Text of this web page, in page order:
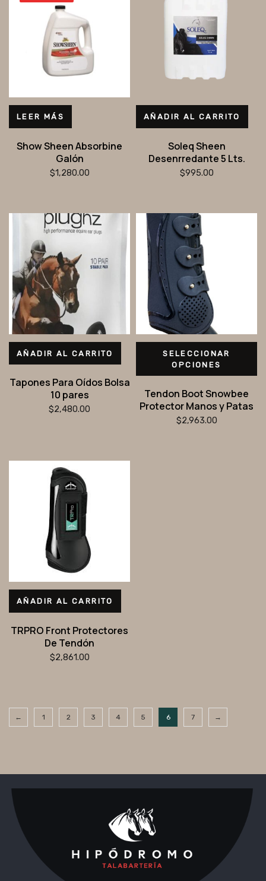
LEER MÁS
Show Sheen Absorbine
Galón
$1,280.00
AÑADIR AL CARRITO
Soleq Sheen
Desenrredante 5 Lts.
$995.00
AÑADIR AL CARRITO
Tapones Para Oídos Bolsa
10 pares
$2,480.00
SELECCIONAR
OPCIONES
Tendon Boot Snowbee
Protector Manos y Patas
$2,963.00
AÑADIR AL CARRITO
TRPRO Front Protectores
De Tendón
$2,861.00
← 1 2 3 4 5 6 7 →